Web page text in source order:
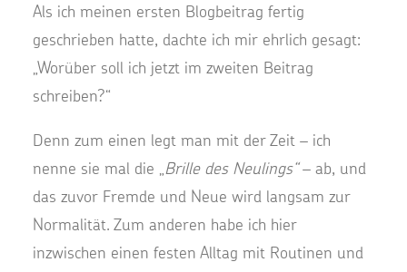
Als ich meinen ersten Blogbeitrag fertig
geschrieben hatte, dachte ich mir ehrlich gesagt:
„Worüber soll ich jetzt im zweiten Beitrag
schreiben?“
Denn zum einen legt man mit der Zeit – ich
nenne sie mal die „Brille des Neulings“– ab, und
das zuvor Fremde und Neue wird langsam zur
Normalität. Zum anderen habe ich hier
inzwischen einen festen Alltag mit Routinen und